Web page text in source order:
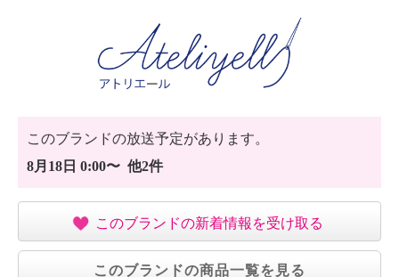
このブランドの放送予定があります。
8月18日 0:00〜 他2件
このブランドの新着情報を受け取る
このブランドの商品一覧を見る